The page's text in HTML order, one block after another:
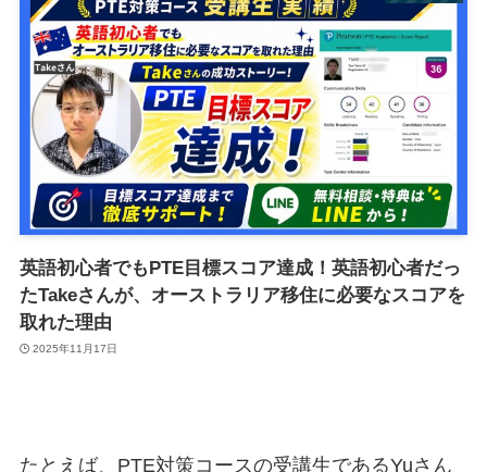
英語初心者でもPTE目標スコア達成！英語初心者だっ
たTakeさんが、オーストラリア移住に必要なスコアを
取れた理由
2025年11月17日
たとえば、PTE対策コースの受講生であるYuさん